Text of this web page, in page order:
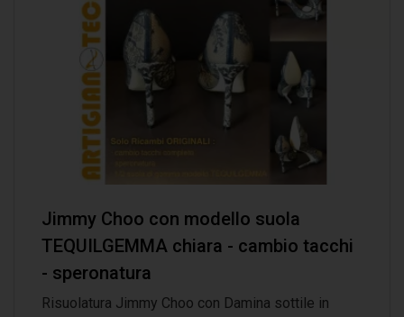
Jimmy Choo con modello suola
TEQUILGEMMA chiara - cambio tacchi
- speronatura
Risuolatura Jimmy Choo con Damina sottile in